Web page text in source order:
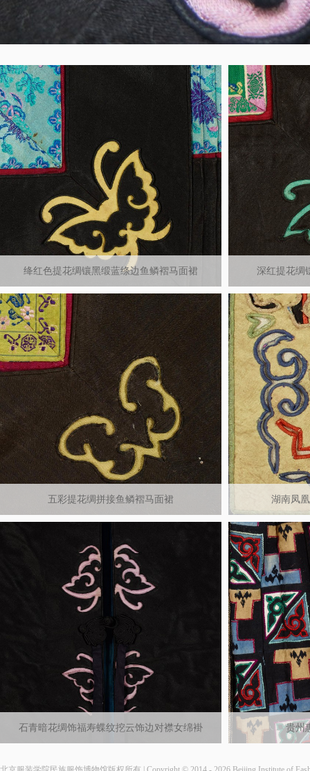
绛红色提花绸镶黑缎蓝绦边鱼鳞褶马面裙 深红提花绸
五彩提花绸拼接鱼鳞褶马面裙 湖南凤
石青暗花绸饰福寿蝶纹挖云饰边对襟女绵褂 贵州